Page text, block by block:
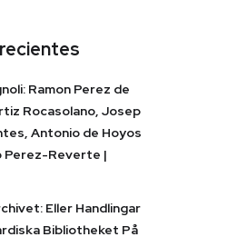
Ramon Perez de
Rocasolano, Josep
Antonio de Hoyos
Perez-Reverte |
Eller Handlingar
Bibliotheket På